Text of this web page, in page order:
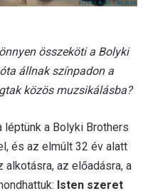
összeköti a Bolyki
állnak színpadon a
közös muzsikálásba?
a Bolyki Brothers
és az elmúlt 32 év alatt
az előadásra, a
Isten szeret